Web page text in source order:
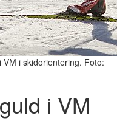
i skidorientering. Foto:
i VM